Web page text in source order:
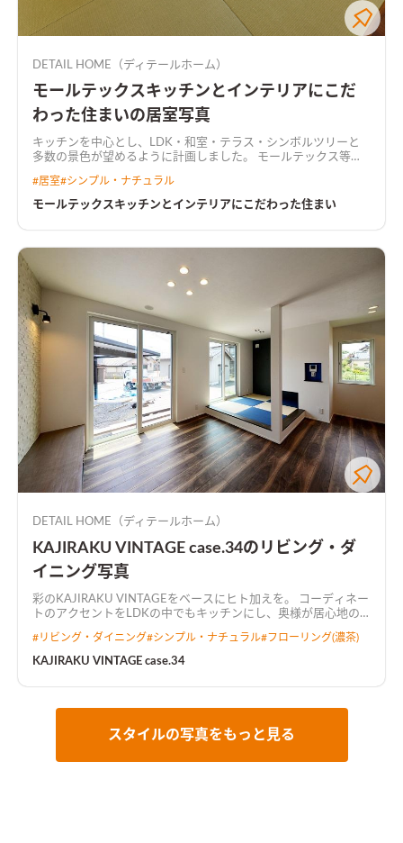
DETAIL HOME（ディテールホーム）
モールテックスキッチンとインテリアにこだ
わった住まいの居室写真
キッチンを中心とし、LDK・和室・テラス・シンボルツリーと
多数の景色が望めるように計画しました。 モールテックス等の
ェのような空間となりました。
#居室#シンプル・ナチュラル
モールテックスキッチンとインテリアにこだわった住まい
DETAIL HOME（ディテールホーム）
KAJIRAKU VINTAGE case.34のリビング・ダ
イニング写真
彩のKAJIRAKU VINTAGEをベースにヒト加えを。 コーディネー
トのアクセントをLDKの中でもキッチンにし、奥様が居心地の
広々とした空間に仕上がりました。
#リビング・ダイニング#シンプル・ナチュラル#フローリング(濃茶)
KAJIRAKU VINTAGE case.34
スタイルの写真をもっと見る